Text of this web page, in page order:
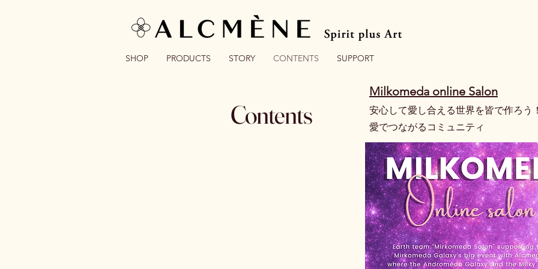
SHOP PRODUCTS STORY CONTENTS SUPPORT
​Contents
​Milkomeda online Salon
安心して愛し合える世界を皆で作ろう
​愛でつながるコミュニティ